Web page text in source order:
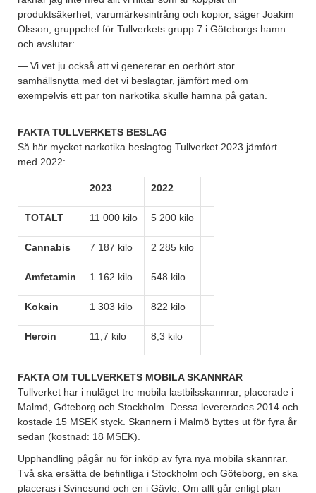
produktsäkerhet, varumärkesintrång och kopior, säger Joakim
Olsson, gruppchef för Tullverkets grupp 7 i Göteborgs hamn
och avslutar:
— Vi vet ju också att vi genererar en oerhört stor
samhällsnytta med det vi beslagtar, jämfört med om
exempelvis ett par ton narkotika skulle hamna på gatan.
FAKTA TULLVERKETS BESLAG
Så här mycket narkotika beslagtog Tullverket 2023 jämfört
med 2022:
2023 2022
TOTALT 11 000 kilo 5 200 kilo
Cannabis 7 187 kilo 2 285 kilo
Amfetamin 1 162 kilo 548 kilo
Kokain 1 303 kilo 822 kilo
Heroin 11,7 kilo 8,3 kilo
FAKTA OM TULLVERKETS MOBILA SKANNRAR
Tullverket har i nuläget tre mobila lastbilsskannrar, placerade i
Malmö, Göteborg och Stockholm. Dessa levererades 2014 och
kostade 15 MSEK styck. Skannern i Malmö byttes ut för fyra år
sedan (kostnad: 18 MSEK).
Upphandling pågår nu för inköp av fyra nya mobila skannrar.
Två ska ersätta de befintliga i Stockholm och Göteborg, en ska
placeras i Svinesund och en i Gävle. Om allt går enligt plan